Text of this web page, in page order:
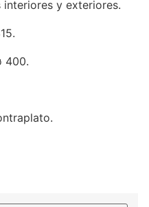
y exteriores.
400.